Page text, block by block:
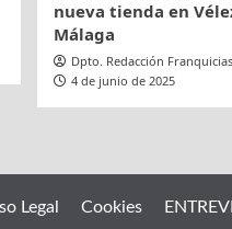
nueva tienda en
Málaga
Dpto. Redacción Franquicias
4 de junio de 2025
Legal Cookies